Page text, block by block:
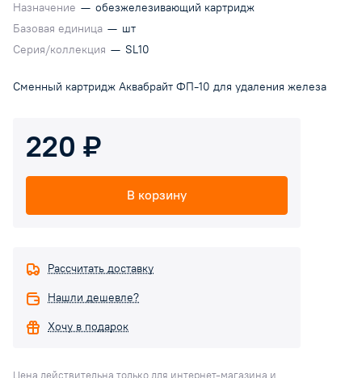
Назначение — обезжелезивающий картридж
Базовая единица — шт
Серия/коллекция — SL10
Сменный картридж Аквабрайт ФП-10 для удаления железа
220 ₽
В корзину
Рассчитать доставку
Нашли дешевле?
Хочу в подарок
Цена действительна только для интернет-магазина и